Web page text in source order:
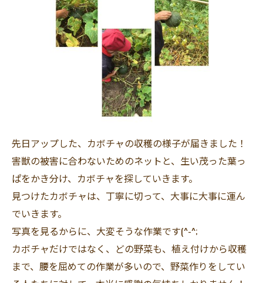
先日アップした、カボチャの収穫の様子が届きました！
害獣の被害に合わないためのネットと、生い茂った葉っ
ぱをかき分け、カボチャを探していきます。
見つけたカボチャは、丁寧に切って、大事に大事に運ん
でいきます。
写真を見るからに、大変そうな作業です(^-^;
カボチャだけではなく、どの野菜も、植え付けから収穫
まで、腰を屈めての作業が多いので、野菜作りをしてい